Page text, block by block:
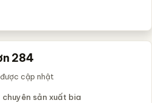
284
cập nhật
sản xuất bia